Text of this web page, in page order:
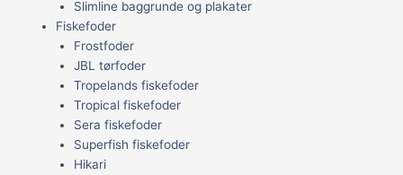
Slimline baggrunde og plakater
Fiskefoder
Frostfoder
JBL tørfoder
Tropelands fiskefoder
Tropical fiskefoder
Sera fiskefoder
Superfish fiskefoder
Hikari